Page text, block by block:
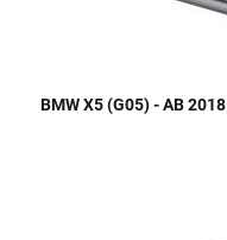
BMW X5 (G05) - AB 2018